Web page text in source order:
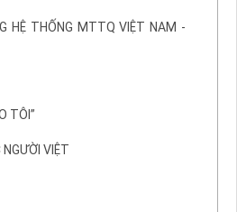
HỆ THỐNG MTTQ VIỆT NAM -
TÔI”
NGƯỜI VIỆT